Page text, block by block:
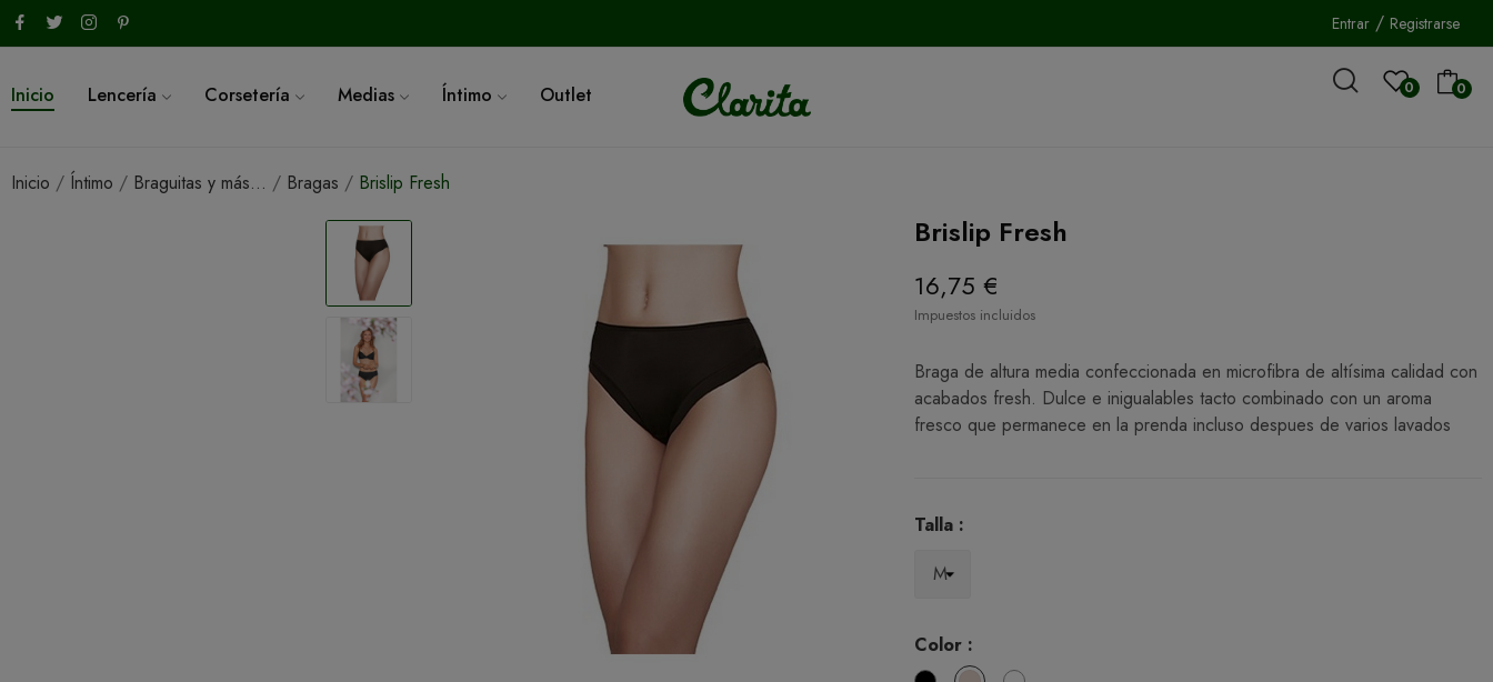
Entrar/ Registrarse
Inicio Lencería Corsetería Medias Íntimo Outlet 0 0
Inicio Íntimo Braguitas y más... Bragas Brislip Fresh
Brislip Fresh
16,75 €
Impuestos incluidos
Braga de altura media confeccionada en microfibra de altísima calidad con
acabados fresh. Dulce e inigualables tacto combinado con un aroma
fresco que permanece en la prenda incluso despues de varios lavados
Talla :
Color :